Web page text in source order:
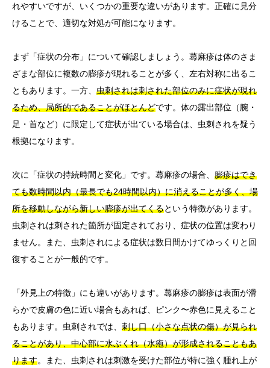
れやすいですが、いくつかの重要な違いがあります。正確に見分
けることで、適切な対処が可能になります。
まず「症状の分布」について確認しましょう。蕁麻疹は体のさま
ざまな部位に複数の膨疹が現れることが多く、左右対称に出るこ
ともあります。一方、 虫刺されは刺された部位のみに症状が現れ
るため、局所的であることがほとんどです。体の露出部位（腕・
足・首など）に限定して症状が出ている場合は、虫刺されを疑う
根拠になります。
次に「症状の持続時間と変化」です。蕁麻疹の場合、 膨疹はでき
ても数時間以内（最長でも24時間以内）に消えることが多く、場
所を移動しながら新しい膨疹が出てくるという特徴があります。
虫刺されは刺された箇所が固定されており、症状の位置は変わり
ません。また、虫刺されによる症状は数日間かけてゆっくりと回
復することが一般的です。
「外見上の特徴」にも違いがあります。蕁麻疹の膨疹は表面が滑
らかで皮膚の色に近い場合もあれば、ピンク〜赤色に見えること
もあります。虫刺されでは、 刺し口（小さな点状の傷）が見られ
ることがあり、中心部に水ぶくれ（水疱）が形成されることもあ
ります。また、虫刺されは刺激を受けた部位が特に強く腫れ上が